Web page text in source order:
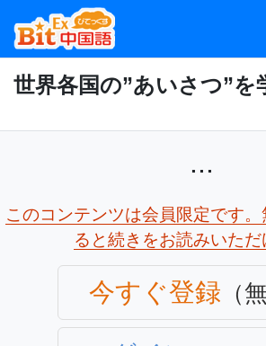
世界各国の”あいさつ”を
...
このコンテンツは会員限定です
ると続きをお読みいただ
今すぐ登録 （